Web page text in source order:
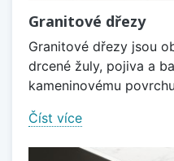
Granitové dřezy
Granitové dřezy jsou
drcené žuly, pojiva a
kameninovému
Číst více